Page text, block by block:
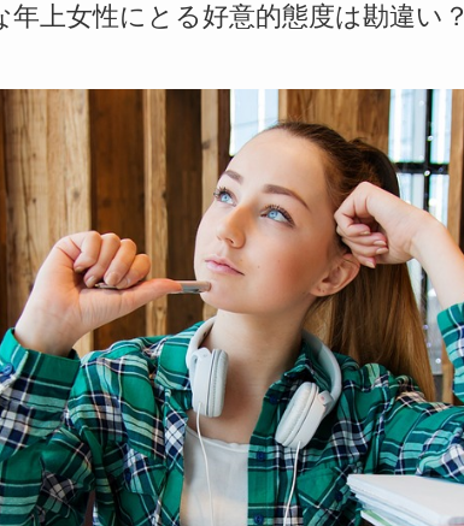
上女性にとる好意的態度は勘違い？